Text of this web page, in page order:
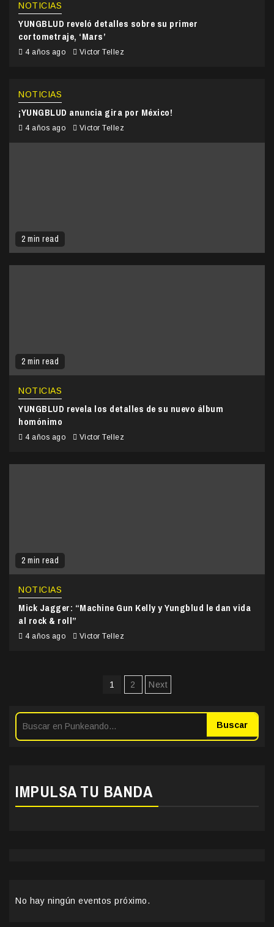
NOTICIAS
YUNGBLUD reveló detalles sobre su primer
cortometraje, ‘Mars’
4 años ago Victor Tellez
2 min read
NOTICIAS
¡YUNGBLUD anuncia gira por México!
4 años ago Victor Tellez
2 min read
NOTICIAS
YUNGBLUD revela los detalles de su nuevo álbum
homónimo
4 años ago Victor Tellez
2 min read
NOTICIAS
Mick Jagger: “Machine Gun Kelly y Yungblud le dan vida
al rock & roll”
4 años ago Victor Tellez
Paginación
entradas
1 2 Next
Buscar
IMPULSA TU BANDA
No hay ningún eventos próximo.